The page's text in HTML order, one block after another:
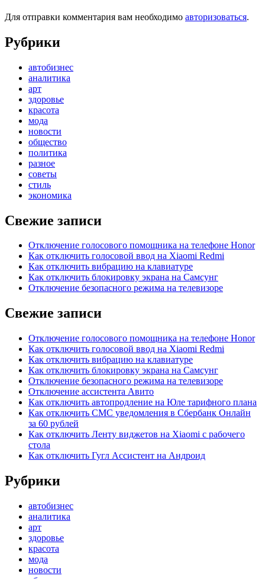
Для отправки комментария вам необходимо авторизоваться.
Рубрики
автобизнес
аналитика
арт
здоровье
красота
мода
новости
общество
политика
разное
советы
стиль
экономика
Свежие записи
Отключение голосового помощника на телефоне Honor
Как отключить голосовой ввод на Xiaomi Redmi
Как отключить вибрацию на клавиатуре
Как отключить блокировку экрана на Самсунг
Отключение безопасного режима на телевизоре
Свежие записи
Отключение голосового помощника на телефоне Honor
Как отключить голосовой ввод на Xiaomi Redmi
Как отключить вибрацию на клавиатуре
Как отключить блокировку экрана на Самсунг
Отключение безопасного режима на телевизоре
Отключение ассистента Авито
Как отключить автопродление на Юле тарифного плана
Как отключить СМС уведомления в Сбербанк Онлайн
за 60 рублей
Как отключить Ленту виджетов на Xiaomi с рабочего
стола
Как отключить Гугл Ассистент на Андроид
Рубрики
автобизнес
аналитика
арт
здоровье
красота
мода
новости